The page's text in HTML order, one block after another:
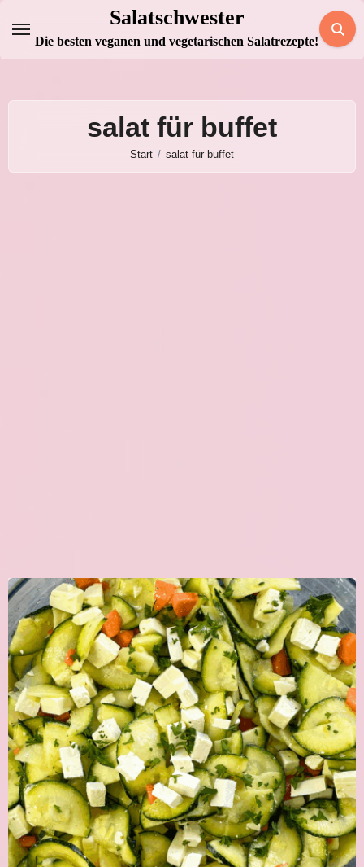
Inhalt
springen
Salatschwester
Die besten veganen und vegetarischen Salatrezepte!
salat für buffet
Start salat für buffet